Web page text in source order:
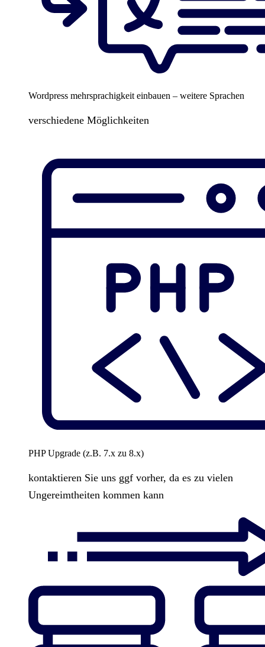
Wordpress mehrsprachigkeit einbauen – weitere Sprachen
verschiedene Möglichkeiten
PHP Upgrade (z.B. 7.x zu 8.x)
kontaktieren Sie uns ggf vorher, da es zu vielen
Ungereimtheiten kommen kann